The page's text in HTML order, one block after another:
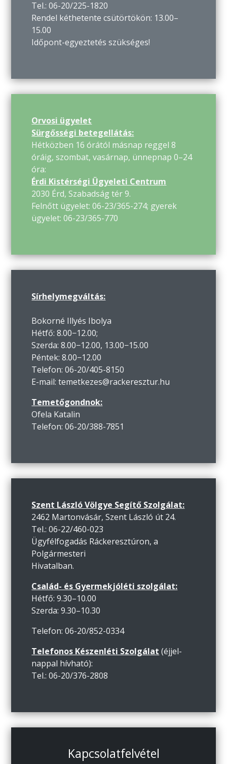
Tel.: 06-20/225-1820
Rendel kéthetente csütörtökön: 13.00–
15.00
Időpont-egyeztetés szükséges!
Orvosi ügyelet
Sürgősségi betegellátás:
Hétközben 16 órától másnap reggel 8
óráig, szombat, vasárnap, ünnepnap 0–24
óra:
Érdi Kistérségi Ügyeleti Centrum
2030 Érd, Szabadság tér 9.
Felnőtt ügyelet: 06-23/365-274; gyerek
ügyelet: 06-23/365-770
Sírhelymegváltás:
Bokorné Illyés Ibolya
Hétfő: 8.00−12.00;
Szerda: 8.00−12.00, 13.00−15.00
Péntek: 8.00−12.00
Telefon: 06-20/405-8150
E-mail: temetkezes@rackeresztur.hu
Temetőgondnok:
Ofela Katalin
Telefon: 06-20/388-7851
Szent László Völgye Segítő Szolgálat:
2462 Martonvásár, Szent László út 24.
Tel.: 06-22/460-023
Ügyfélfogadás Ráckeresztúron, a
Polgármesteri
Hivatalban.
Család- és Gyermekjóléti szolgálat:
Hétfő: 9.30–10.00
Szerda: 9.30–10.30
Telefon: 06-20/852-0334
Telefonos Készenléti Szolgálat (éjjel-
nappal hívható):
Tel.: 06-20/376-2808
Kapcsolatfelvétel